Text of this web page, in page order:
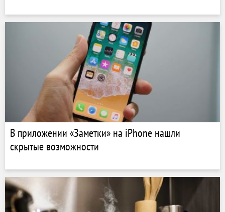
В приложении «Заметки» на iPhone нашли
скрытые возможности